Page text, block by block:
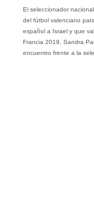
El seleccionador
del fútbol valenciano
español a Israel y que
Francia 2019. Sandra
encuentro frente a la